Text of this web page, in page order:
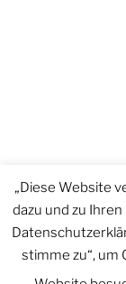
„Diese Website
dazu und zu
stimme zu“, um